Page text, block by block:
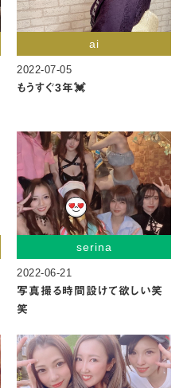
ai
2022-07-05
もうすぐ3年💓
serina
2022-06-21
写真撮る時間設けて欲しい笑
笑